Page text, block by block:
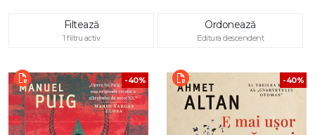
Filtează
1 filtru activ
Ordonează
Editura descendent
-40% -40%